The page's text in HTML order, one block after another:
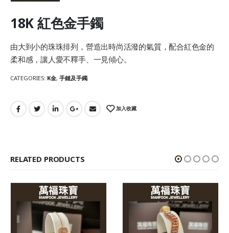
18K 紅色金手鐲
由大到小的珠珠排列，營造出時尚活潑的氣質，配合紅色金的
柔和感，讓人愛不釋手、一見傾心。
CATEGORIES: K金, 手鏈及手鐲
加入收藏
RELATED PRODUCTS